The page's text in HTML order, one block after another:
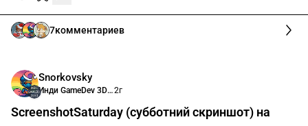
7комментариев
Snorkovsky
Инди GameDev 3D 2D графика2г
ScreenshotSaturday (субботний скриншот) на